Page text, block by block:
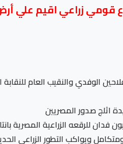
قومي زراعي اقيم علي
الوفدي والنقيب العام
اثلج صدور المصريين
ابوصدام أن مشروع الدلتا الجديدة سيضم نحو 2.2 مليون
ويواكب التطور الزراعي